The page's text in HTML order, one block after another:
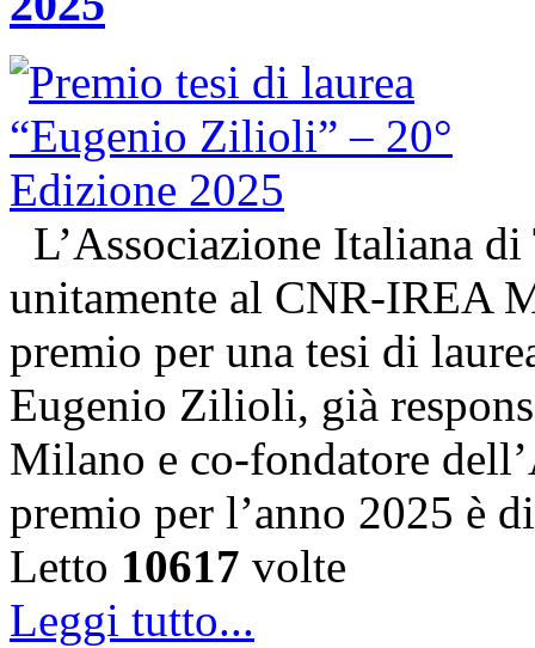
L’Associazione Italiana
unitamente al CNR-IREA
premio per una tesi di
Eugenio Zilioli, già
Milano e co-fondatore
premio per l’anno 2025 è
Letto 10617 volte
Leggi tutto...